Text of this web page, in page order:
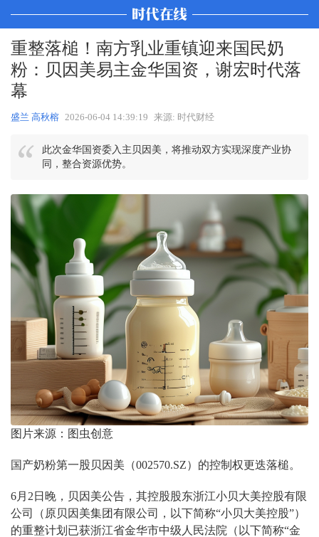
重整落槌！南方乳业重镇迎来国民奶
粉：贝因美易主金华国资，谢宏时代落
幕
盛兰 高秋榕 2026-06-04 14:39:19 来源: 时代财经
此次金华国资委入主贝因美，将推动双方实现深度产业协
同，整合资源优势。
图片来源：图虫创意
国产奶粉第一股贝因美（002570.SZ）的控制权更迭落槌。
6月2日晚，贝因美公告，其控股股东浙江小贝大美控股有限
公司（原贝因美集团有限公司，以下简称“小贝大美控股”）
的重整计划已获浙江省金华市中级人民法院（以下简称“金